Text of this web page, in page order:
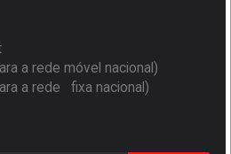
a rede móvel nacional)
a rede fixa nacional)